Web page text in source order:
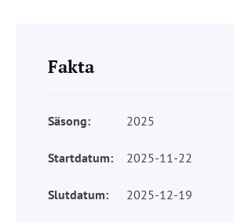
Fakta
Säsong: 2025
Startdatum: 2025-11-22
Slutdatum: 2025-12-19